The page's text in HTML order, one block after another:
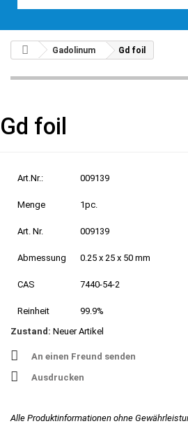
Gadolinum Gd foil
Gd foil
Art.Nr.: 009139
Menge 1pc.
Art. Nr. 009139
Abmessung 0.25 x 25 x 50 mm
CAS 7440-54-2
Reinheit
99.9%
Zustand: Neuer Artikel
An einen Freund senden
Ausdrucken
Alle Produktinformationen ohne